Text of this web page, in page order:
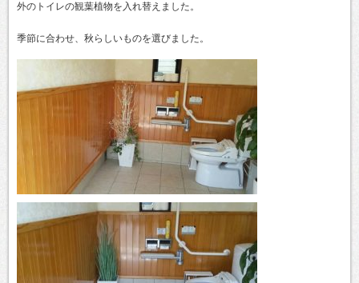
外のトイレの観葉植物を入れ替えました。
季節に合わせ、秋らしいものを選びました。